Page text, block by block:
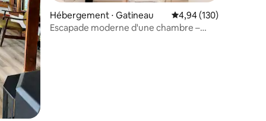
: 4,97 sur 5
Hébergement ⋅ Gatineau Évaluation moyenne
4,94 (130)
Escapade moderne d'une chambre –